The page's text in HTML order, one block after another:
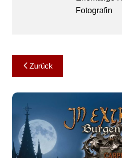
Fotografin
Beitragsnavigation
Zurück